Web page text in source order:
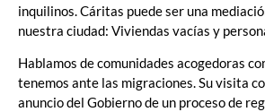
inquilinos. Cáritas puede ser una
nuestra ciudad: Viviendas vacías y
Hablamos de comunidades acogedoras
tenemos ante las migraciones. Su visita
anuncio del Gobierno de un proceso de